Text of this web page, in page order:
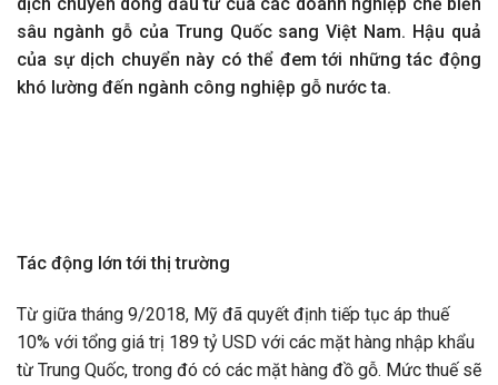
sâu ngành gỗ của Trung Quốc sang Việt Nam. Hậu quả
của sự dịch chuyển này có thể đem tới những tác động
khó lường đến ngành công nghiệp gỗ nước ta.
Tác động lớn tới thị trường
Từ giữa tháng 9/2018, Mỹ đã quyết định tiếp tục áp thuế
10% với tổng giá trị 189 tỷ USD với các mặt hàng nhập khẩu
từ Trung Quốc, trong đó có các mặt hàng đồ gỗ. Mức thuế sẽ